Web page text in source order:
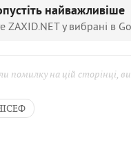
найважливіше
ZAXID.NET у вибрані в
помилку на цій сторінці,